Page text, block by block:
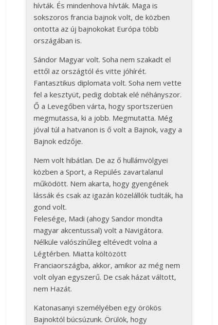
hívták. És mindenhova hívták. Maga is
sokszoros francia bajnok volt, de közben
ontotta az új bajnokokat Európa több
országában is.
Sándor Magyar volt. Soha nem szakadt el
ettől az országtól és vitte jóhírét.
Fantasztikus diplomata volt. Soha nem vette
fel a kesztyüt, pedig dobtak elé néhányszor.
Ő a Levegőben várta, hogy sportszerüen
megmutassa, ki a jobb. Megmutatta. Még
jóval túl a hatvanon is ő volt a Bajnok, vagy a
Bajnok edzője.
Nem volt hibátlan. De az ő hullámvölgyei
közben a Sport, a Repülés zavartalanul
működött. Nem akarta, hogy gyengének
lássák és csak az igazán közelállók tudták, ha
gond volt.
Felesége, Madi (ahogy Sandor mondta
magyar akcentussal) volt a Navigátora.
Nélküle valószínűleg eltévedt volna a
Légtérben. Miatta költözött
Franciaországba, akkor, amikor az még nem
volt olyan egyszerű. De csak házat váltott,
nem Hazát.
Katonasanyi személyében egy örökös
Bajnoktól búcsúzunk. Örülök, hogy